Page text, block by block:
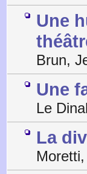
Une
Brun,
Une
Le
La